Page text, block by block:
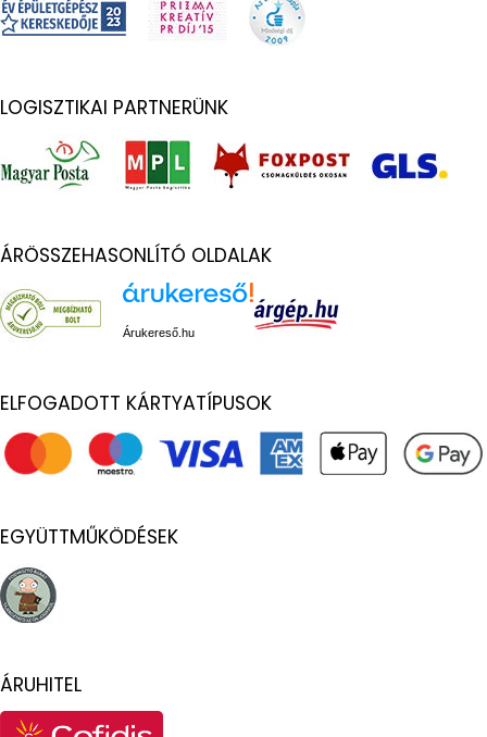
LOGISZTIKAI PARTNERÜNK
ÁRÖSSZEHASONLÍTÓ OLDALAK
Árukereső.hu
ELFOGADOTT KÁRTYATÍPUSOK
EGYÜTTMŰKÖDÉSEK
ÁRUHITEL